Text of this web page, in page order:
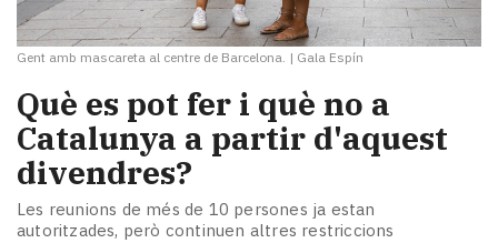
Gent amb mascareta al centre de Barcelona. | Gala Espín
Què es pot fer i què no a
Catalunya a partir d'aquest
divendres?
Les reunions de més de 10 persones ja estan
autoritzades, però continuen altres restriccions